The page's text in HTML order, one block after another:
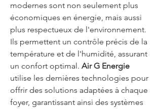
modernes sont non seulement plus
économiques en énergie, mais aussi
plus respectueux de l'environnement.
Ils permettent un contrôle précis de la
température et de l'humidité, assurant
un confort optimal. Air G Energie
utilise les dernières technologies pour
offrir des solutions adaptées à chaque
foyer, garantissant ainsi des systèmes